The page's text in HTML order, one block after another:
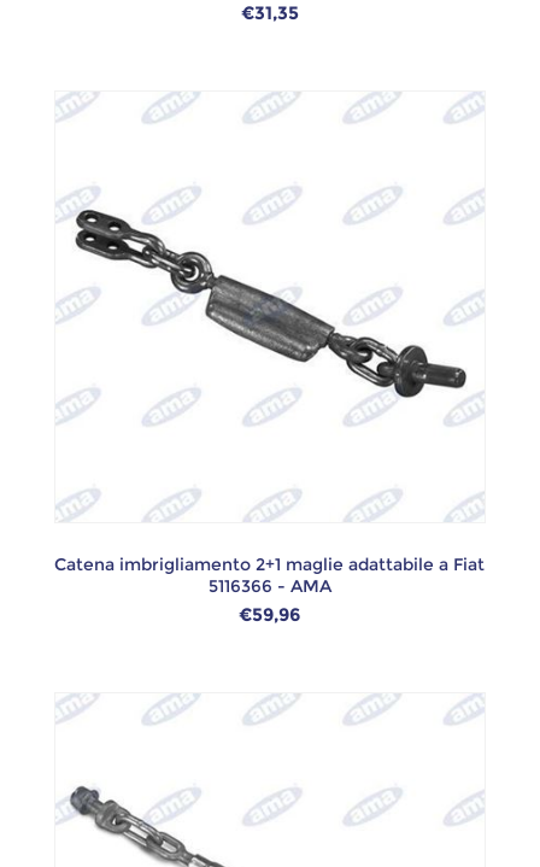
€31,35
Catena imbrigliamento 2+1 maglie adattabile a Fiat
5116366 - AMA
€59,96